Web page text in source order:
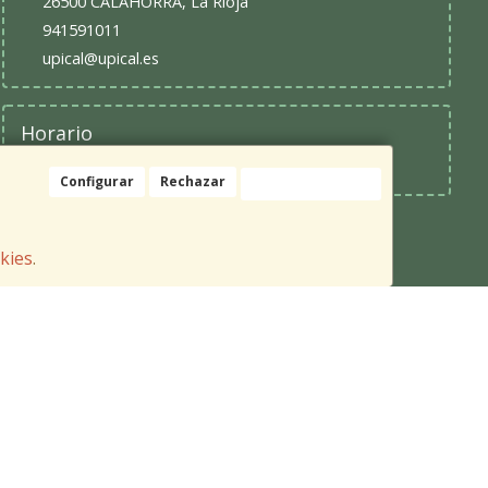
Configurar Rechazar
.
941591011
upical@upical.es
Horario
9:30 - 13:30 y 16:30 - 20:00